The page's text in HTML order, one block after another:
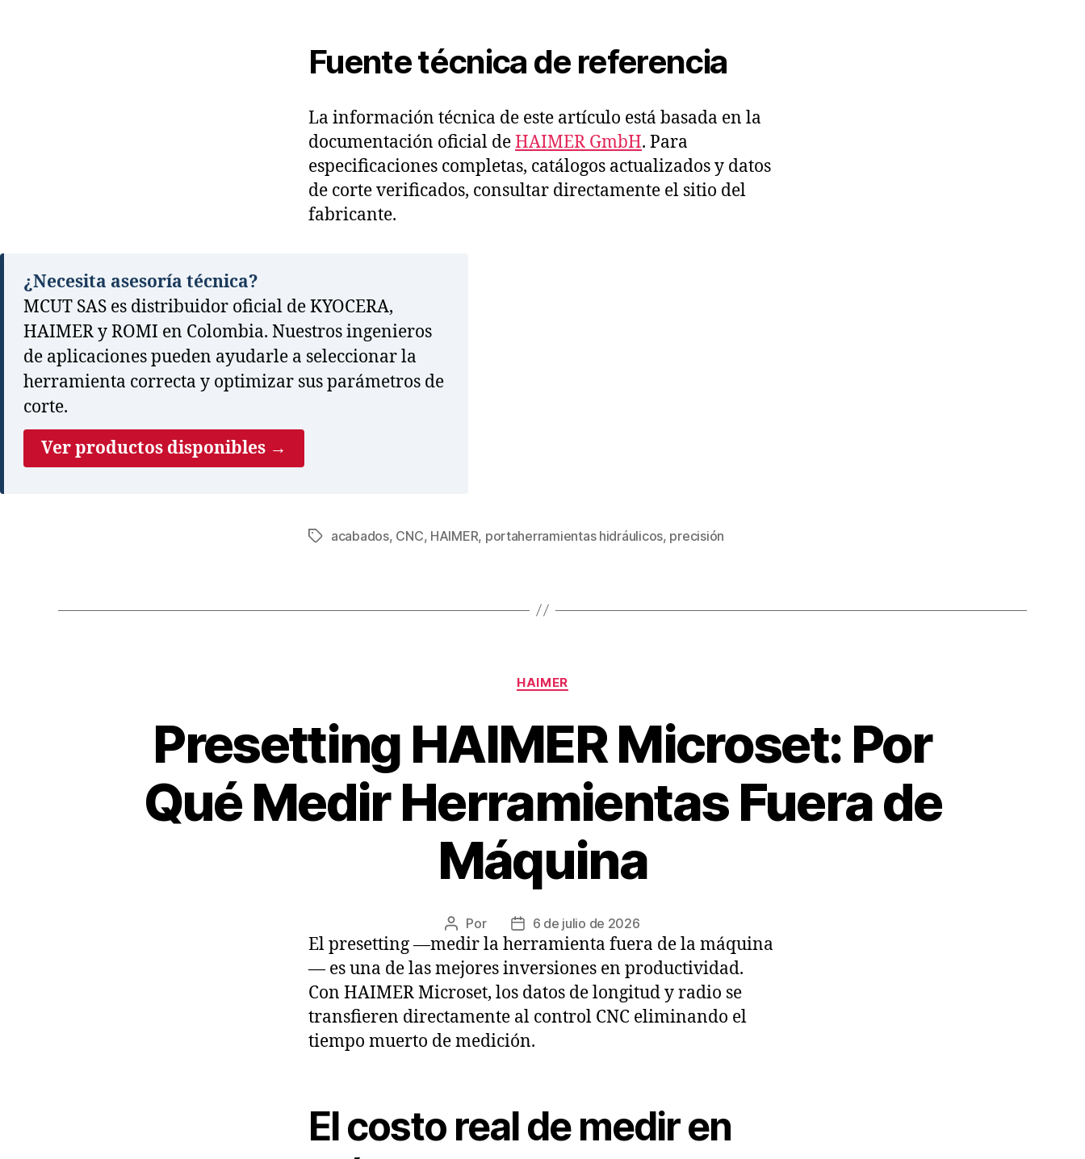
Fuente técnica de referencia
La información técnica de este artículo está basada en la
documentación oficial deHAIMER GmbH. Para
especificaciones completas, catálogos actualizados y datos
de corte verificados, consultar directamente el sitio del
fabricante.
¿Necesita asesoría técnica?
MCUT SAS es distribuidor oficial de KYOCERA,
HAIMER y ROMI en Colombia. Nuestros ingenieros
de aplicaciones pueden ayudarle a seleccionar la
herramienta correcta y optimizar sus parámetros de
corte.
Ver productos disponibles →
acabados, CNC, HAIMER, portaherramientas hidráulicos, precisión
HAIMER
Presetting HAIMER Microset: Por
Qué Medir Herramientas Fuera de
Máquina
Por 6 de julio de 2026
El presetting —medir la herramienta fuera de la máquina
— es una de las mejores inversiones en productividad.
Con HAIMER Microset, los datos de longitud y radio se
transfieren directamente al control CNC eliminando el
tiempo muerto de medición.
El costo real de medir en